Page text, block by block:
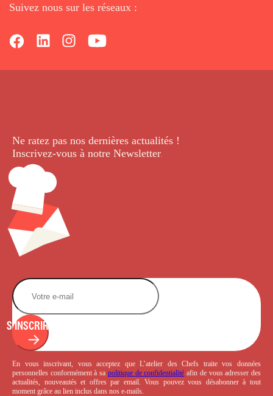
Suivez nous sur les réseaux :
Ne ratez pas nos dernières actualités !
Inscrivez-vous à notre Newsletter.
S'INSCRIRE
En vous inscrivant, vous acceptez que L’atelier des Chefs traite vos données
personnelles conformément à sa politique de confidentialité afin de vous adresser des
actualités, nouveautés et offres par email. Vous pouvez vous désabonner à tout
moment grâce au lien inclus dans nos e-mails.